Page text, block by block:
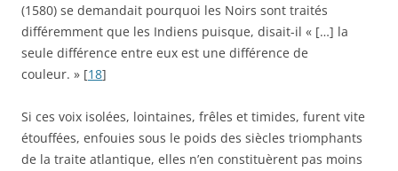
(1580) se demandait pourquoi les Noirs sont traités
différemment que les Indiens puisque, disait-il « […] la
seule différence entre eux est une différence de
couleur. » [18]
Si ces voix isolées, lointaines, frêles et timides, furent vite
étouffées, enfouies sous le poids des siècles triomphants
de la traite atlantique, elles n’en constituèrent pas moins